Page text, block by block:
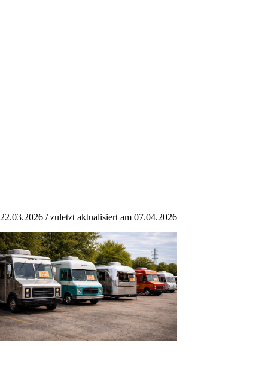
22.03.2026 / zuletzt aktualisiert am 07.04.2026